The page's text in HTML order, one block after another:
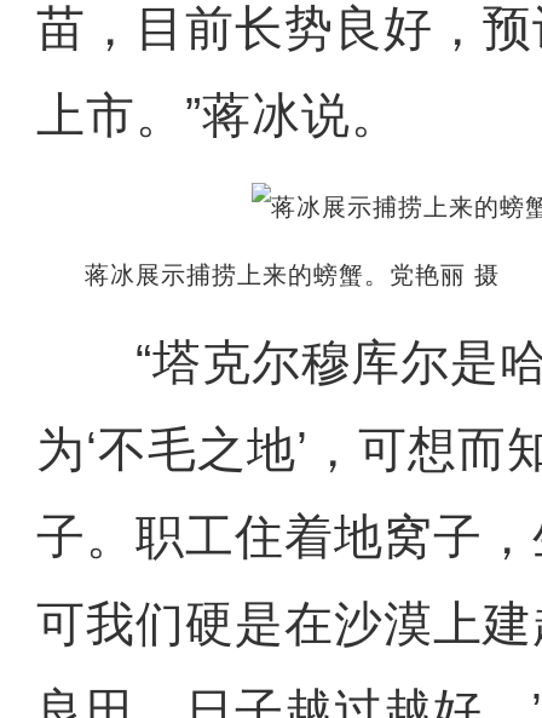
苗，目前长势良好，
上市。”蒋冰说。
蒋冰展示捕捞上来的螃蟹。党艳丽 摄
“塔克尔穆库尔是
为‘不毛之地’，可想而
子。职工住着地窝子
可我们硬是在沙漠上